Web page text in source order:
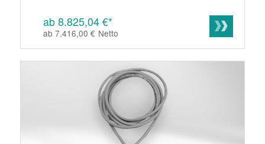
ab 8.825,04 €*
ab 7.416,00 € Netto